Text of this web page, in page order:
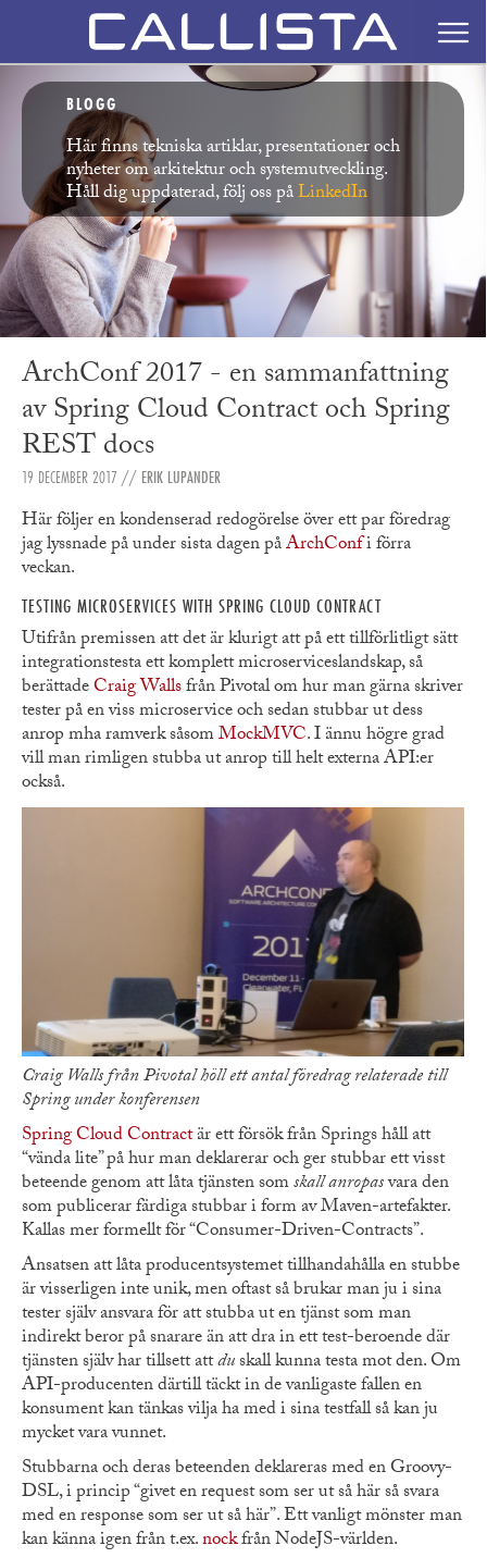
BLOGG
Här finns tekniska artiklar, presentationer och
nyheter om arkitektur och systemutveckling.
Håll dig uppdaterad, följ oss påLinkedIn
ArchConf 2017 - en sammanfattning
av Spring Cloud Contract och Spring
REST docs
19 DECEMBER 2017 // ERIK LUPANDER
Här följer en kondenserad redogörelse över ett par föredrag
jag lyssnade på under sista dagen påArchConfi förra
veckan.
TESTING MICROSERVICES WITH SPRING CLOUD CONTRACT
Utifrån premissen att det är klurigt att på ett tillförlitligt sätt
integrationstesta ett komplett microserviceslandskap, så
berättadeCraig Wallsfrån Pivotal om hur man gärna skriver
tester på en viss microservice och sedan stubbar ut dess
anrop mha ramverk såsomMockMVC. I ännu högre grad
vill man rimligen stubba ut anrop till helt externa API:er
också.
Craig Walls från Pivotal höll ett antal föredrag relaterade till
Spring under konferensen
Spring Cloud Contractär ett försök från Springs håll att
“vända lite” på hur man deklarerar och ger stubbar ett visst
beteende genom att låta tjänsten somskall anropasvara den
som publicerar färdiga stubbar i form av Maven-artefakter.
Kallas mer formellt för “Consumer-Driven-Contracts”.
Ansatsen att låta producentsystemet tillhandahålla en stubbe
är visserligen inte unik, men oftast så brukar man ju i sina
tester själv ansvara för att stubba ut en tjänst som man
indirekt beror på snarare än att dra in ett test-beroende där
tjänsten själv har tillsett attduskall kunna testa mot den. Om
API-producenten därtill täckt in de vanligaste fallen en
konsument kan tänkas vilja ha med i sina testfall så kan ju
mycket vara vunnet.
Stubbarna och deras beteenden deklareras med en Groovy-
DSL, i princip “givet en request som ser ut så här så svara
med en response som ser ut så här”. Ett vanligt mönster man
kan känna igen från t.ex.nockfrån NodeJS-världen.